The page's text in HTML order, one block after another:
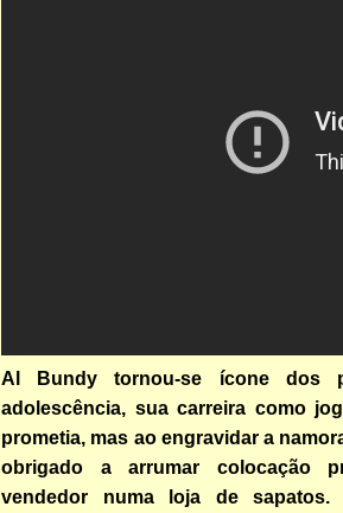
Al Bundy tornou-se ícone dos
adolescência, sua carreira como
prometia, mas ao engravidar a
obrigado a arrumar colocação
vendedor numa loja de sapatos.